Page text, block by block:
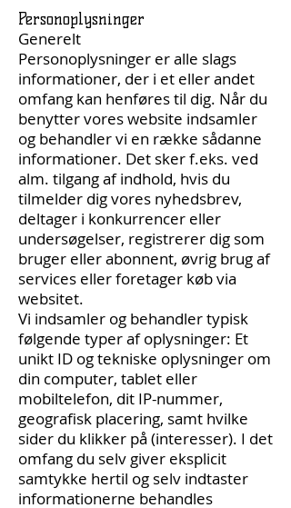
Personoplysninger
Generelt
Personoplysninger er alle slags
informationer, der i et eller andet
omfang kan henføres til dig. Når du
benytter vores website indsamler
og behandler vi en række sådanne
informationer. Det sker f.eks. ved
alm. tilgang af indhold, hvis du
tilmelder dig vores nyhedsbrev,
deltager i konkurrencer eller
undersøgelser, registrerer dig som
bruger eller abonnent, øvrig brug af
services eller foretager køb via
websitet.
Vi indsamler og behandler typisk
følgende typer af oplysninger: Et
unikt ID og tekniske oplysninger om
din computer, tablet eller
mobiltelefon, dit IP-nummer,
geografisk placering, samt hvilke
sider du klikker på (interesser). I det
omfang du selv giver eksplicit
samtykke hertil og selv indtaster
informationerne behandles